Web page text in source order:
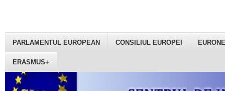
PARLAMENTUL EUROPEAN CONSILIUL EUROPEI
ERASMUS+